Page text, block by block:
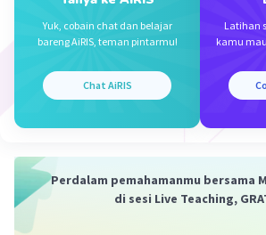
Beri Rating·0.0(0) Balas
Iklan
Yuk, cobain chat dan belajar
bareng AiRIS, teman pintarmu!
Chat AiRIS
Latihan
kamu
Perdalam pemahamanmu bersama
di sesi Live Teaching,